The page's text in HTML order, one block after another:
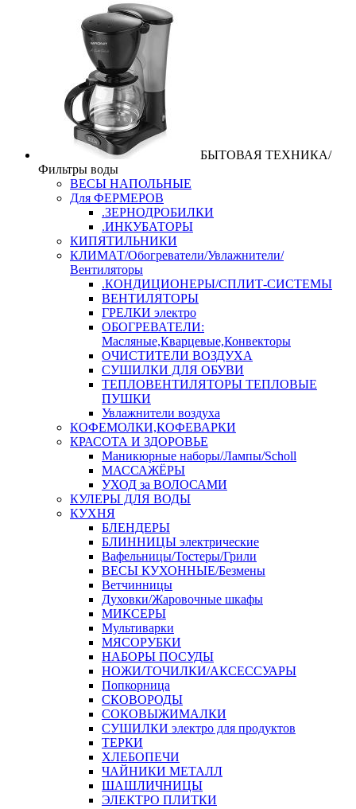
БЫТОВАЯ ТЕХНИКА/
Фильтры воды
ВЕСЫ НАПОЛЬНЫЕ
Для ФЕРМЕРОВ
.ЗЕРНОДРОБИЛКИ
.ИНКУБАТОРЫ
КИПЯТИЛЬНИКИ
КЛИМАТ/Обогреватели/Увлажнители/
Вентиляторы
.КОНДИЦИОНЕРЫ/СПЛИТ-СИСТЕМЫ
ВЕНТИЛЯТОРЫ
ГРЕЛКИ электро
ОБОГРЕВАТЕЛИ:
Масляные,Кварцевые,Конвекторы
ОЧИСТИТЕЛИ ВОЗДУХА
СУШИЛКИ ДЛЯ ОБУВИ
ТЕПЛОВЕНТИЛЯТОРЫ ТЕПЛОВЫЕ
ПУШКИ
Увлажнители воздуха
КОФЕМОЛКИ,КОФЕВАРКИ
КРАСОТА И ЗДОРОВЬЕ
Маникюрные наборы/Лампы/Scholl
МАССАЖЁРЫ
УХОД за ВОЛОСАМИ
КУЛЕРЫ ДЛЯ ВОДЫ
КУХНЯ
БЛЕНДЕРЫ
БЛИННИЦЫ электрические
Вафельницы/Тостеры/Грили
ВЕСЫ КУХОННЫЕ/Безмены
Ветчинницы
Духовки/Жаровочные шкафы
МИКСЕРЫ
Мультиварки
МЯСОРУБКИ
НАБОРЫ ПОСУДЫ
НОЖИ/ТОЧИЛКИ/АКСЕССУАРЫ
Попкорница
СКОВОРОДЫ
СОКОВЫЖИМАЛКИ
СУШИЛКИ электро для продуктов
ТЕРКИ
ХЛЕБОПЕЧИ
ЧАЙНИКИ МЕТАЛЛ
ШАШЛИЧНИЦЫ
ЭЛЕКТРО ПЛИТКИ